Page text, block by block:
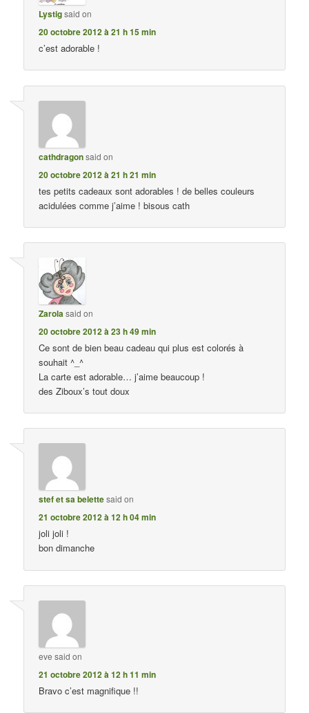
Lystigsaid on
20 octobre 2012 à 21 h 15 min
c’est adorable !
cathdragonsaid on
20 octobre 2012 à 21 h 21 min
tes petits cadeaux sont adorables ! de belles couleurs
acidulées comme j’aime ! bisous cath
Zarolasaid on
20 octobre 2012 à 23 h 49 min
Ce sont de bien beau cadeau qui plus est colorés à
souhait ^_^
La carte est adorable… j’aime beaucoup !
des Ziboux’s tout doux
stef et sa belettesaid on
21 octobre 2012 à 12 h 04 min
joli joli !
bon dimanche
eve said on
21 octobre 2012 à 12 h 11 min
Bravo c’est magnifique !!